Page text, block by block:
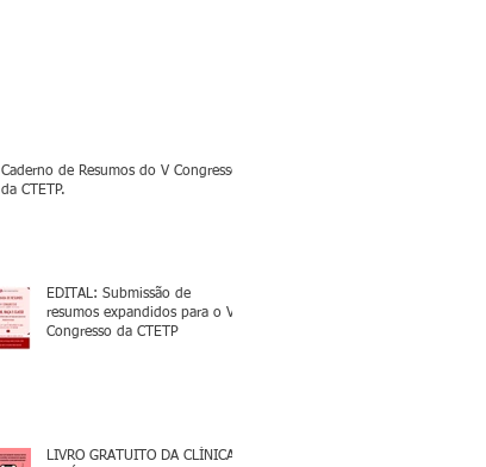
Caderno de Resumos do V Congresso
da CTETP.
EDITAL: Submissão de
resumos expandidos para o V
Congresso da CTETP
LIVRO GRATUITO DA CLÍNICA